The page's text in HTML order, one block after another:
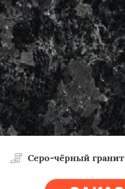
Cеро-чёрный гранит